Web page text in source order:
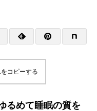
コピーする
るめて睡眠の質を